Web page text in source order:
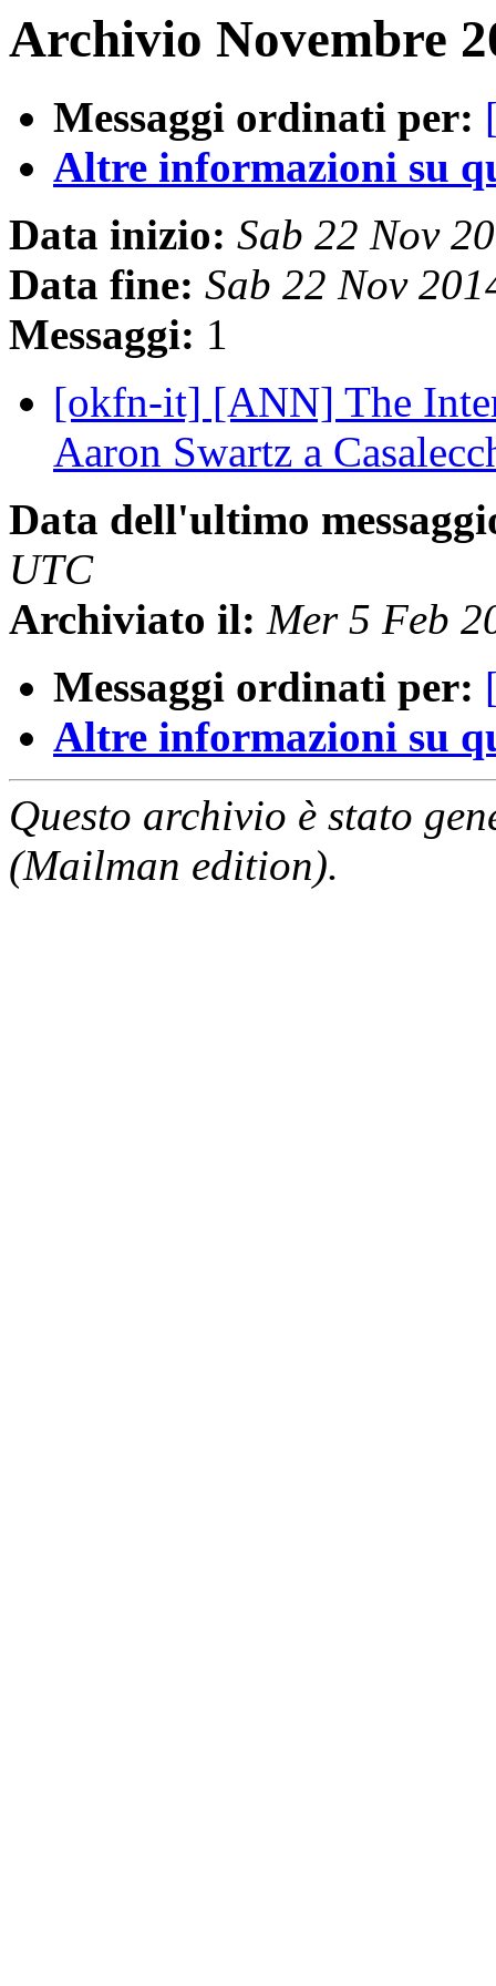
Archivio Novembre
Messaggi ordinati per:
Altre informazioni su
Data inizio: Sab 22 Nov
Data fine: Sab 22 Nov
Messaggi: 1
[okfn-it] [ANN] The
Aaron Swartz a
Data dell'ultimo
UTC
Archiviato il: Mer 5 Feb
Messaggi ordinati per:
Altre informazioni su
Questo archivio è stato
(Mailman edition).